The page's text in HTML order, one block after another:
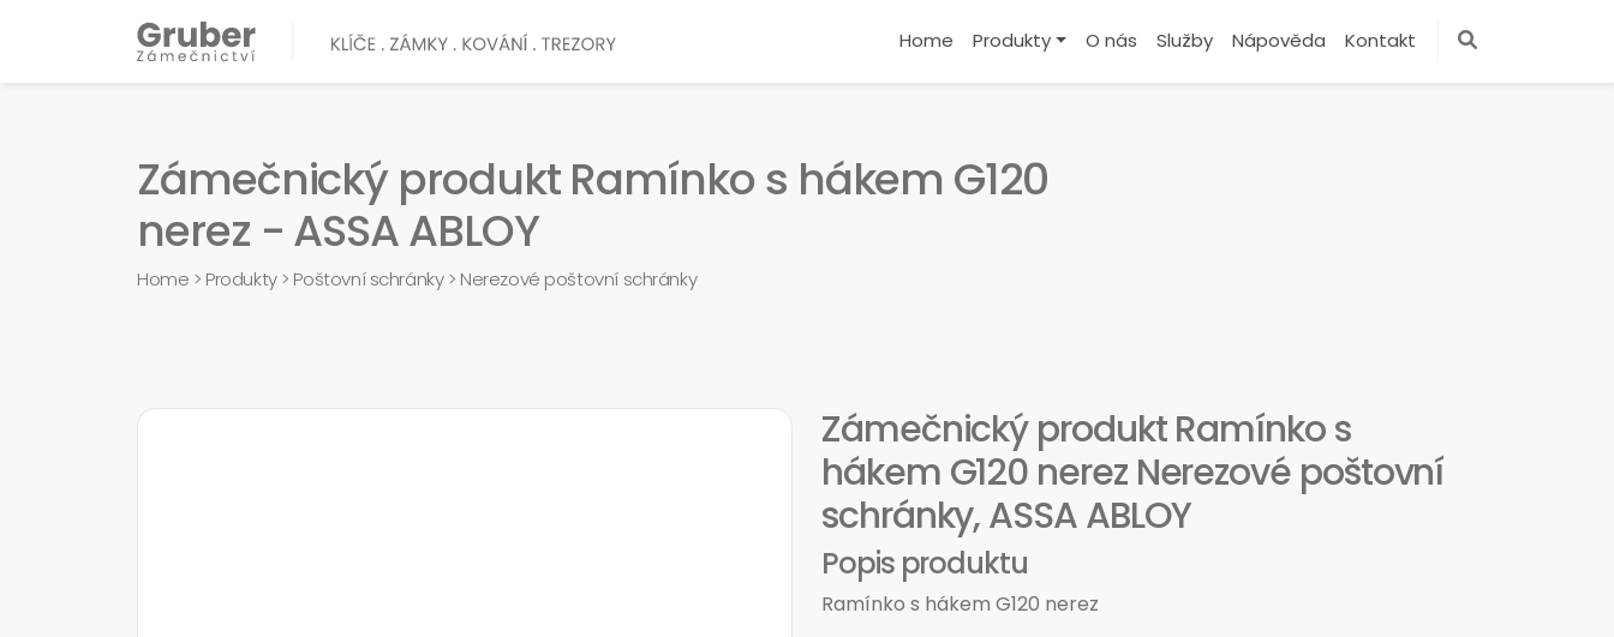
Home Produkty O nás Služby Nápověda Kontakt
Zámečnický produkt Ramínko s hákem G120
nerez - ASSA ABLOY
Home > Produkty> Poštovní schránky> Nerezové poštovní schránky
Zámečnický produkt Ramínko s
hákem G120 nerez Nerezové poštovní
schránky, ASSA ABLOY
Popis produktu
Ramínko s hákem G120 nerez